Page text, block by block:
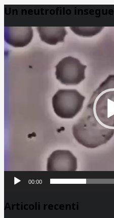
Un neutrofilo
Player
00:00
Articoli recenti